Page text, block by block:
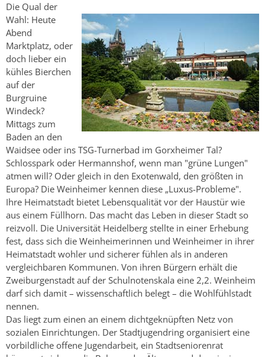
Die Qual der
Wahl: Heute
Abend
Marktplatz, oder
doch lieber ein
kühles Bierchen
auf der
Burgruine
Windeck?
Mittags zum
Baden an den
Waidsee oder ins TSG-Turnerbad im Gorxheimer Tal?
Schlosspark oder Hermannshof, wenn man "grüne Lungen"
atmen will? Oder gleich in den Exotenwald, den größten in
Europa? Die Weinheimer kennen diese „Luxus-Probleme".
Ihre Heimatstadt bietet Lebensqualität vor der Haustür wie
aus einem Füllhorn. Das macht das Leben in dieser Stadt so
reizvoll. Die Universität Heidelberg stellte in einer Erhebung
fest, dass sich die Weinheimerinnen und Weinheimer in ihrer
Heimatstadt wohler und sicherer fühlen als in anderen
vergleichbaren Kommunen. Von ihren Bürgern erhält die
Zweiburgenstadt auf der Schulnotenskala eine 2,2. Weinheim
darf sich damit – wissenschaftlich belegt – die Wohlfühlstadt
nennen.
Das liegt zum einen an einem dichtgeknüpften Netz von
sozialen Einrichtungen. Der Stadtjugendring organisiert eine
vorbildliche offene Jugendarbeit, ein Stadtseniorenrat